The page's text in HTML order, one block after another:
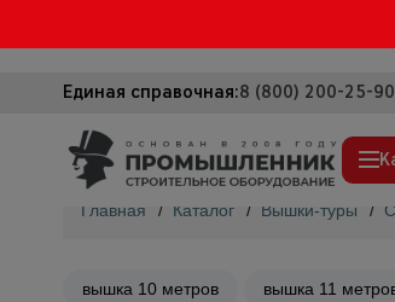
Единая справочная:8 (800) 200-25-90
Вышки-туры
Главная / Каталог / Вышки-туры /
вышка 10 метров вышка 11